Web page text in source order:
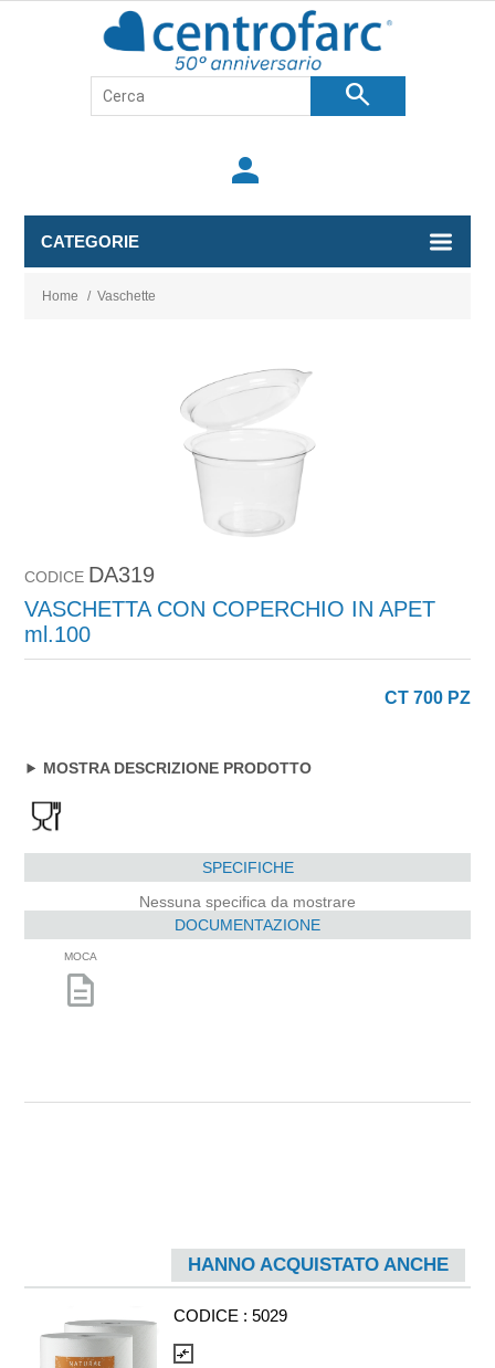
search
person
CATEGORIE
Home / Vaschette
CODICE DA319
VASCHETTA CON COPERCHIO IN APET
ml.100
CT 700 PZ
MOSTRA DESCRIZIONE PRODOTTO
SPECIFICHE
Nessuna specifica da mostrare
DOCUMENTAZIONE
MOCA
description
HANNO ACQUISTATO ANCHE
CODICE : 5029
compare_arrows